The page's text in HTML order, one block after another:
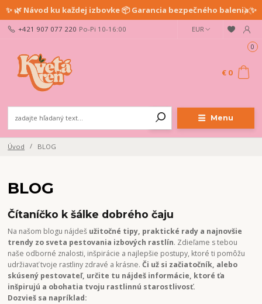
✨ 🌿 Návod ku každej izbovke 📦 Garancia bezpečného balenia ✨
Menu
EUR
+421 907 077 220 Po-Pi 10-16:00
0
€ 0
Úvod BLOG
BLOG
Čítaníčko k šálke dobrého čaju
Na našom blogu nájdeš užitočné tipy, praktické rady a najnovšie
trendy zo sveta pestovania izbových rastlín. Zdieľame s tebou
naše odborné znalosti, inšpirácie a najlepšie postupy, ktoré ti pomôžu
udržiavať tvoje rastliny zdravé a krásne.Či už si začiatočník, alebo
skúsený pestovateľ, určite tu nájdeš informácie, ktoré ťa
inšpirujú a obohatia tvoju rastlinnú starostlivosť.
Dozvieš sa napríklad: